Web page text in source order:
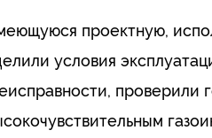
проектную,
условия
проверили